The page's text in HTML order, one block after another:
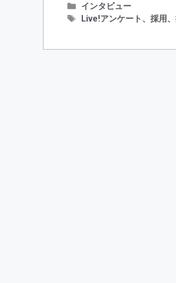
カ
テ
インタビュー
タ
Live!アンケート、採用、